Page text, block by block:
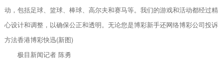
动，包括足球、篮球、棒球、高尔夫和赛马等。我们的游戏和活动都经过精
心设计和调整，以确保公正和透明。无论您是博彩新手还网络博彩公司投诉
方法香港博彩快迅(新图)
极目新闻记者 陈勇